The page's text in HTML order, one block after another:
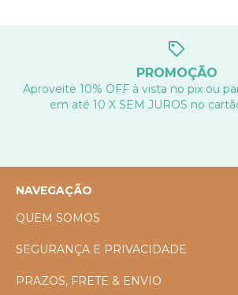
PROMOÇÃO
Aproveite 10% OFF à vista no pix ou
em até 10 X SEM JUROS no
NAVEGAÇÃO
QUEM SOMOS
SEGURANÇA E PRIVACIDADE
PRAZOS, FRETE & ENVIO